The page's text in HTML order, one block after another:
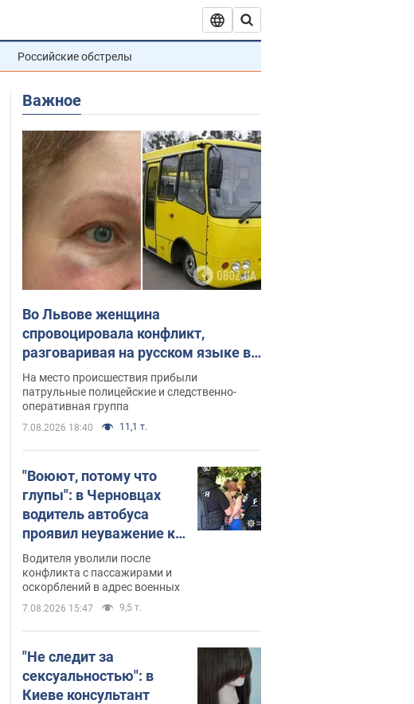
Российские обстрелы
Важное
Во Львове женщина
спровоцировала конфликт,
разговаривая на русском языке в
маршрутке: полиция составила
административный протокол.
Видео
На место происшествия прибыли
патрульные полицейские и следственно-
оперативная группа
7.08.2026 18:40 11,1 т.
"Воюют, потому что
глупы": в Черновцах
водитель автобуса
проявил неуважение к
украинским военным и
поплатился за это.
Видео
Водителя уволили после
конфликта с пассажирами и
оскорблений в адрес военных
7.08.2026 15:47 9,5 т.
"Не следит за
сексуальностью": в
Киеве консультант